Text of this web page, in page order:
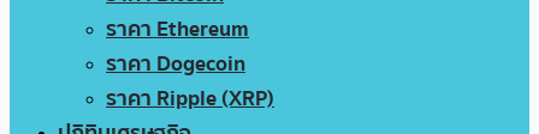
ราคา Ethereum
ราคา Dogecoin
ราคา Ripple (XRP)